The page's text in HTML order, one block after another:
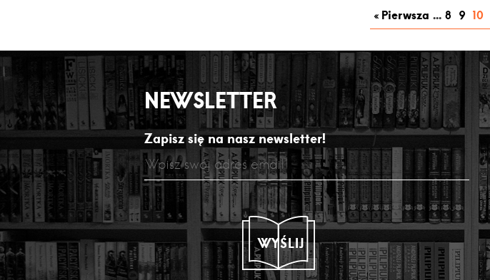
« Pierwsza ... 8 9 10
NEWSLETTER
Zapisz się na nasz newsletter!
WYŚLIJ